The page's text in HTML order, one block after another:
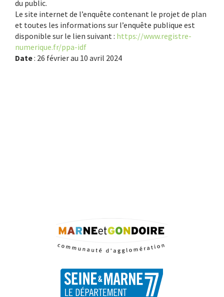
du public.
Le site internet de l’enquête contenant le projet de plan
et toutes les informations sur l’enquête publique est
disponible sur le lien suivant : https://www.registre-
numerique.fr/ppa-idf
Date: 26 février au 10 avril 2024